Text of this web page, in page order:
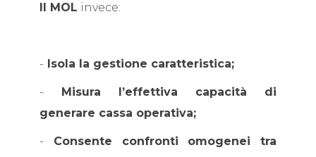
Il MOL invece:
- Isola la gestione caratteristica;
- Misura l’effettiva capacità di
generare cassa operativa;
- Consente confronti omogenei tra